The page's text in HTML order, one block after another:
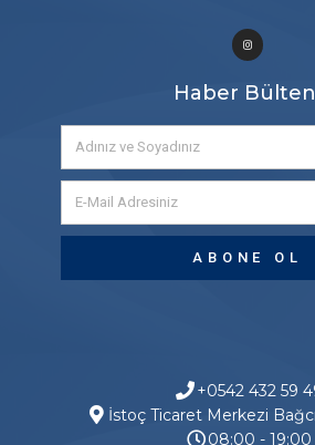
Haber
ABONE OL
+0542 432 59
İstoç Ticaret Merkezi
08:00 - 19:00